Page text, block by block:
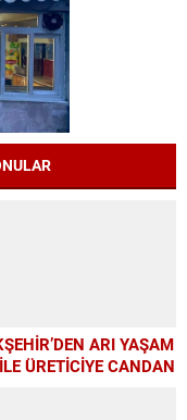
ARI YAŞAM
ÜRETİCİYE CANDAN